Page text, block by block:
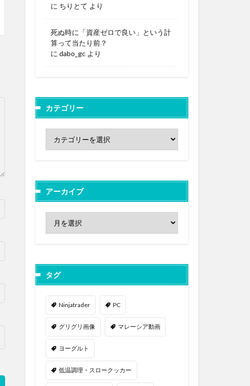
に ちりとて より
死ぬ時に「資産ゼロで良い」という計
算って当たり前？
に dabo_gc より
カテゴリー
アーカイブ
タグ
Ninjatrader PC
グリグリ画像 マレーシア動画
ヨーグルト
低温調理・スロークッカー